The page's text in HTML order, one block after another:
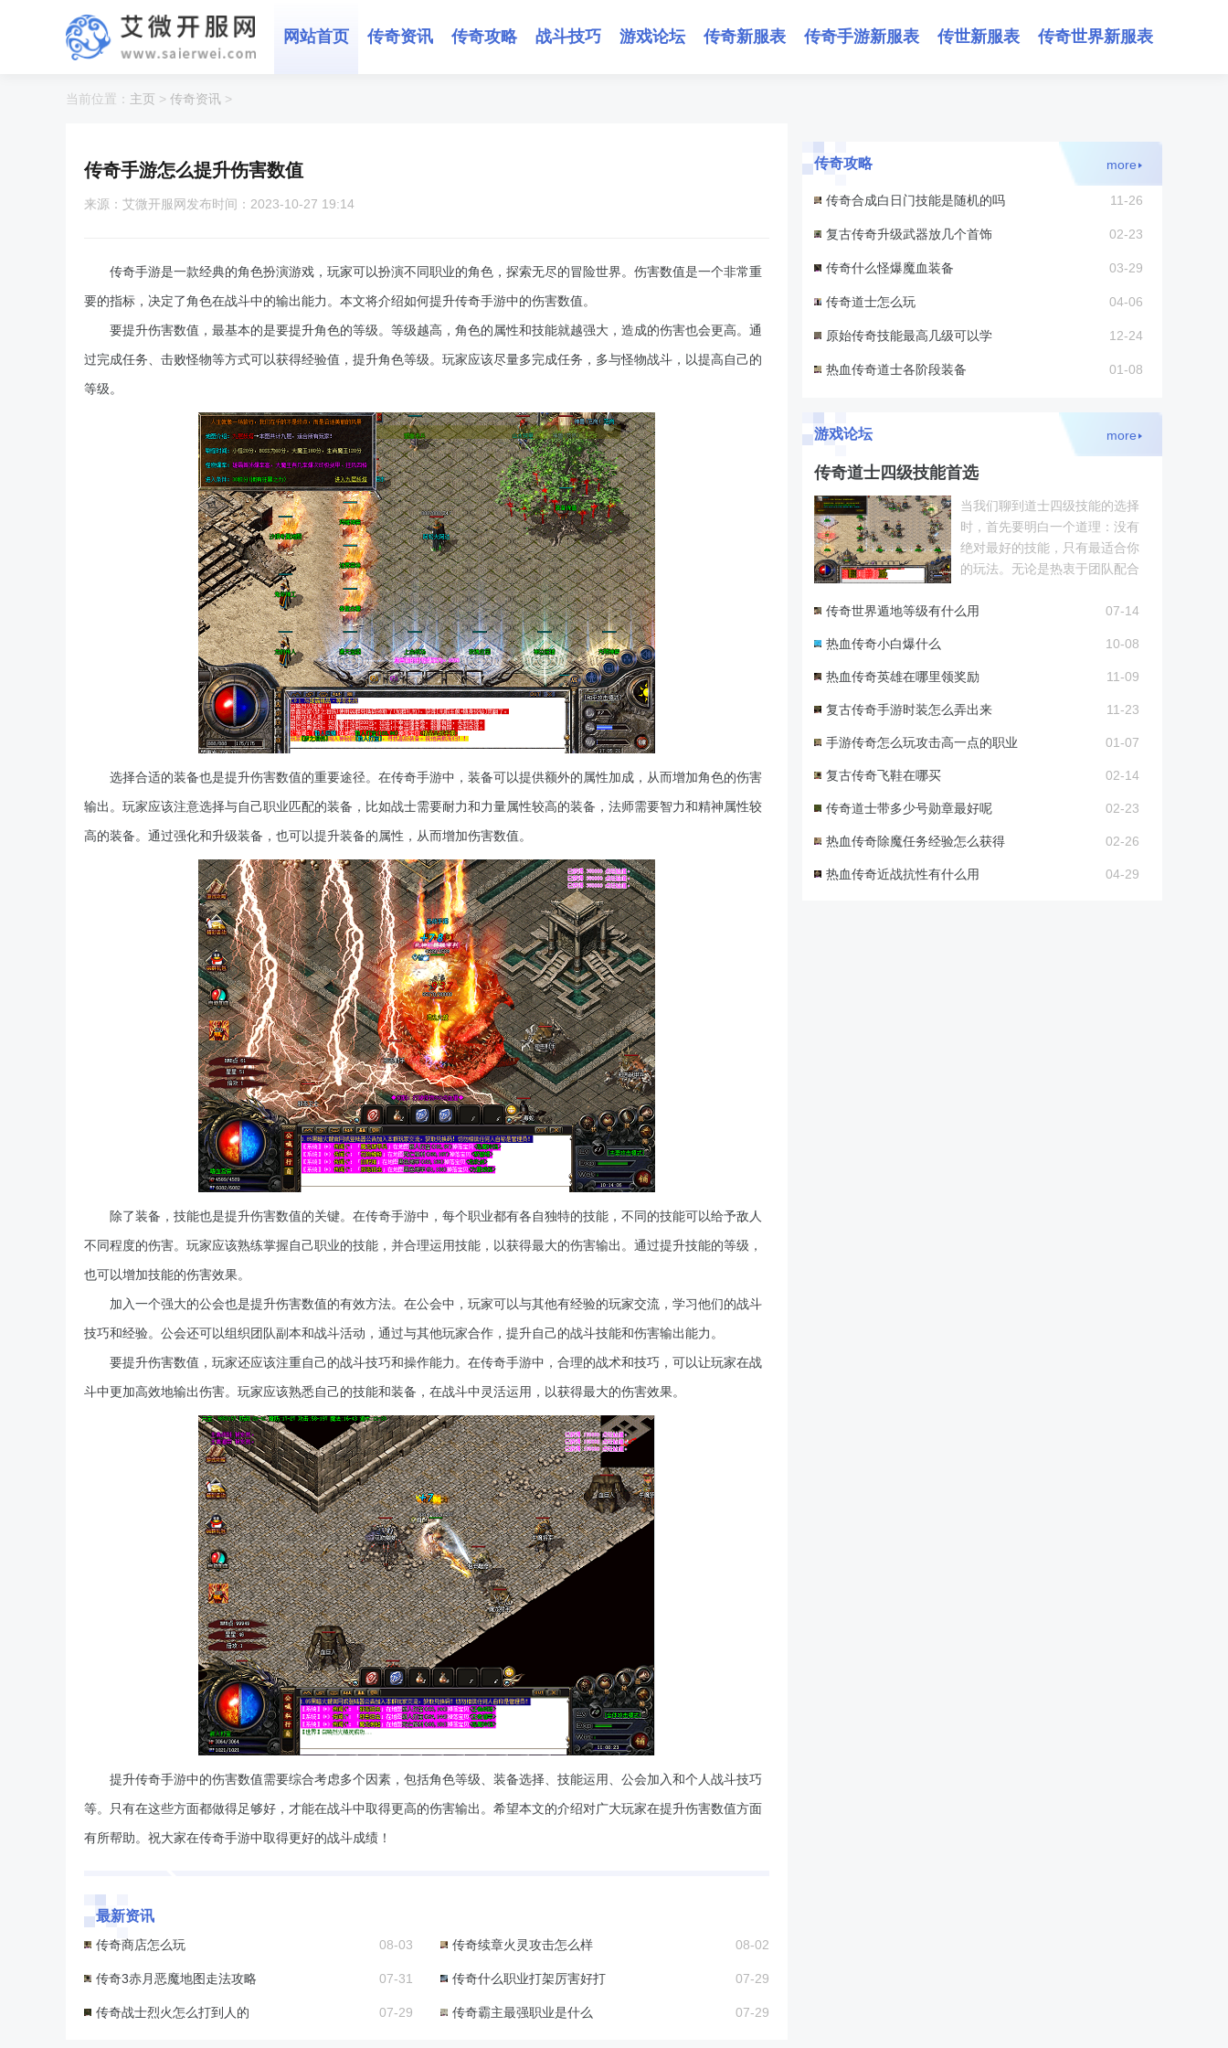
网站首页 传奇资讯 传奇攻略 战斗技巧 游戏论坛 传奇新服表 传奇手游新服表 传世新服表 传奇世界新服表
当前位置： 主页 > 传奇资讯 >
传奇手游怎么提升伤害数值
来源：艾微开服网 发布时间：2023-10-27 19:14
传奇手游是一款经典的角色扮演游戏，玩家可以扮演不同职业的角色，探索无尽的冒险世界。伤害数值是一个非常重
要的指标，决定了角色在战斗中的输出能力。本文将介绍如何提升传奇手游中的伤害数值。
要提升伤害数值，最基本的是要提升角色的等级。等级越高，角色的属性和技能就越强大，造成的伤害也会更高。通
过完成任务、击败怪物等方式可以获得经验值，提升角色等级。玩家应该尽量多完成任务，多与怪物战斗，以提高自己的
等级。
选择合适的装备也是提升伤害数值的重要途径。在传奇手游中，装备可以提供额外的属性加成，从而增加角色的伤害
输出。玩家应该注意选择与自己职业匹配的装备，比如战士需要耐力和力量属性较高的装备，法师需要智力和精神属性较
高的装备。通过强化和升级装备，也可以提升装备的属性，从而增加伤害数值。
除了装备，技能也是提升伤害数值的关键。在传奇手游中，每个职业都有各自独特的技能，不同的技能可以给予敌人
不同程度的伤害。玩家应该熟练掌握自己职业的技能，并合理运用技能，以获得最大的伤害输出。通过提升技能的等级，
也可以增加技能的伤害效果。
加入一个强大的公会也是提升伤害数值的有效方法。在公会中，玩家可以与其他有经验的玩家交流，学习他们的战斗
技巧和经验。公会还可以组织团队副本和战斗活动，通过与其他玩家合作，提升自己的战斗技能和伤害输出能力。
要提升伤害数值，玩家还应该注重自己的战斗技巧和操作能力。在传奇手游中，合理的战术和技巧，可以让玩家在战
斗中更加高效地输出伤害。玩家应该熟悉自己的技能和装备，在战斗中灵活运用，以获得最大的伤害效果。
提升传奇手游中的伤害数值需要综合考虑多个因素，包括角色等级、装备选择、技能运用、公会加入和个人战斗技巧
等。只有在这些方面都做得足够好，才能在战斗中取得更高的伤害输出。希望本文的介绍对广大玩家在提升伤害数值方面
有所帮助。祝大家在传奇手游中取得更好的战斗成绩！
最新资讯
传奇商店怎么玩 08-03 传奇续章火灵攻击怎么样 08-02
传奇3赤月恶魔地图走法攻略 07-31 传奇什么职业打架厉害好打 07-29
传奇战士烈火怎么打到人的 07-29 传奇霸主最强职业是什么 07-29
传奇攻略 more
传奇合成白日门技能是随机的吗 11-26
复古传奇升级武器放几个首饰 02-23
传奇什么怪爆魔血装备 03-29
传奇道士怎么玩 04-06
原始传奇技能最高几级可以学 12-24
热血传奇道士各阶段装备 01-08
游戏论坛 more
传奇道士四级技能首选
当我们聊到道士四级技能的选择
时，首先要明白一个道理：没有
绝对最好的技能，只有最适合你
的玩法。无论是热衷于团队配合
荡江湖的独行侠，都有相
传奇世界遁地等级有什么用 07-14
热血传奇小白爆什么 10-08
热血传奇英雄在哪里领奖励 11-09
复古传奇手游时装怎么弄出来 11-23
手游传奇怎么玩攻击高一点的职业 01-07
复古传奇飞鞋在哪买 02-14
传奇道士带多少号勋章最好呢 02-23
热血传奇除魔任务经验怎么获得 02-26
热血传奇近战抗性有什么用 04-29